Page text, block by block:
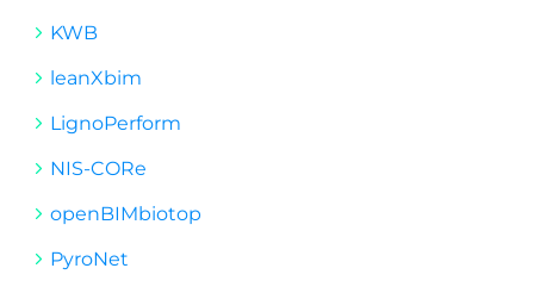
KWB
leanXbim
LignoPerform
NIS-CORe
openBIMbiotop
PyroNet